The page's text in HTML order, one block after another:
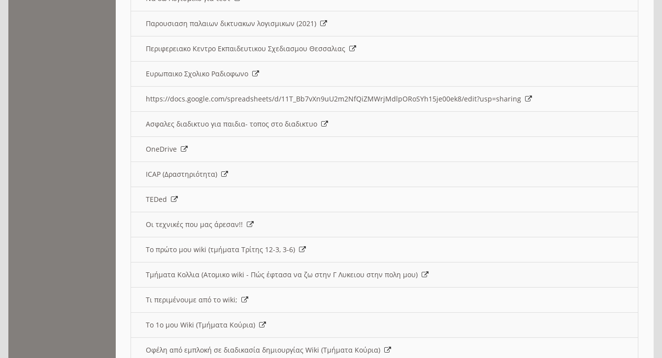
Παρουσιαση παλαιων δικτυακων λογισμικων (2021)
Περιφερειακο Κεντρο Εκπαιδευτικου Σχεδιασμου Θεσσαλιας
Ευρωπαικο Σχολικο Ραδιοφωνο
https://docs.google.com/spreadsheets/d/11T_Bb7vXn9uU2m2NfQiZMWrjMdlpORoSYh15je00ek8/edit?usp=sharing
Ασφαλες διαδικτυο για παιδια- τοπος στο διαδικτυο
OneDrive
ICAP (Δραστηριότητα)
TEDed
Οι τεχνικές που μας άρεσαν!!
Το πρώτο μου wiki (τμήματα Τρίτης 12-3, 3-6)
Τμήματα Κολλια (Ατομικο wiki - Πώς έφτασα να ζω στην Γ Λυκειου στην πολη μου)
Τι περιμένουμε από το wiki;
Το 1ο μου Wiki (Τμήματα Κούρια)
Οφέλη από εμπλοκή σε διαδικασία δημιουργίας Wiki (Τμήματα Κούρια)